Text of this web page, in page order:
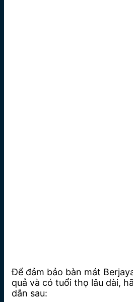
Để đảm bảo bàn mát
quả và có tuổi thọ lâu dài,
dẫn sau: